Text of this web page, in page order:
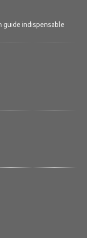
guide indispensable